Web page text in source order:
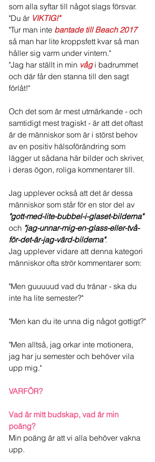
som alla syftar till något slags försvar.
"Du är VIKTIG!"
"Tur man inte bantade till Beach 2017
så man har lite kroppsfett kvar så man
håller sig varm under vintern."
"Jag har ställt in min våg i badrummet
och där får den stanna till den sagt
förlåt!"
Och det som är mest utmärkande - och
samtidigt mest tragiskt - är att det oftast
är de människor som är i störst behov
av en positiv hälsoförändring som
lägger ut sådana här bilder och skriver,
i deras ögon, roliga kommentarer till.
Jag upplever också att det är dessa
människor som står för en stor del av
"gott-med-lite-bubbel-i-glaset-bilderna"
och "jag-unnar-mig-en-glass-eller-två-
för-det-är-jag-värd-bilderna".
Jag upplever vidare att denna kategori
människor ofta strör kommentarer som:
"Men guuuuud vad du tränar - ska du
inte ha lite semester?"
"Men kan du ite unna dig något gottigt?"
"Men alltså, jag orkar inte motionera,
jag har ju semester och behöver vila
upp mig."
VARFÖR?
Vad är mitt budskap, vad är min
poäng?
Min poäng är att vi alla behöver vakna
upp.